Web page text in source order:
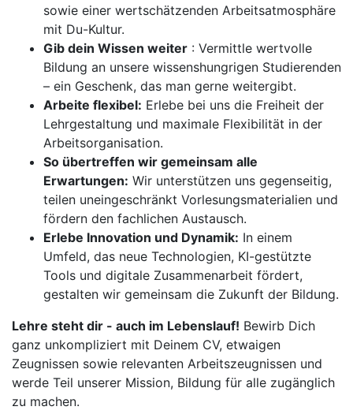
sowie einer wertschätzenden Arbeitsatmosphäre
mit Du-Kultur.
Gib dein Wissen weiter : Vermittle wertvolle
Bildung an unsere wissenshungrigen Studierenden
– ein Geschenk, das man gerne weitergibt.
Arbeite flexibel: Erlebe bei uns die Freiheit der
Lehrgestaltung und maximale Flexibilität in der
Arbeitsorganisation.
So übertreffen wir gemeinsam alle
Erwartungen: Wir unterstützen uns gegenseitig,
teilen uneingeschränkt Vorlesungsmaterialien und
fördern den fachlichen Austausch.
Erlebe Innovation und Dynamik: In einem
Umfeld, das neue Technologien, KI-gestützte
Tools und digitale Zusammenarbeit fördert,
gestalten wir gemeinsam die Zukunft der Bildung.
Lehre steht dir - auch im Lebenslauf! Bewirb Dich
ganz unkompliziert mit Deinem CV, etwaigen
Zeugnissen sowie relevanten Arbeitszeugnissen und
werde Teil unserer Mission, Bildung für alle zugänglich
zu machen.